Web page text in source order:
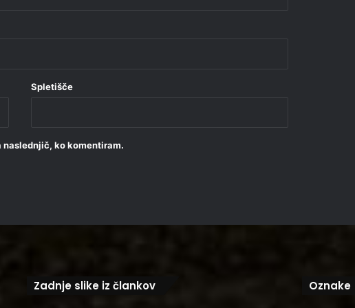
Spletišče
naslednjič, ko komentiram.
Zadnje slike iz člankov Oznake